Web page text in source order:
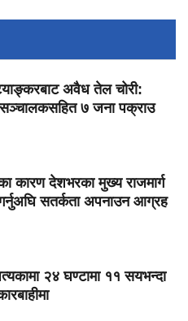
अवैध तेल चोरी:
७ जना पक्राउ
कारण देशभरका मुख्य राजमार्ग
सतर्कता अपनाउन आग्रह
२४ घण्टामा ११ सयभन्दा